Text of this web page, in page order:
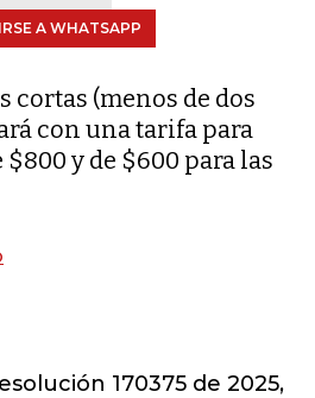
A WHATSAPP
cortas (menos de dos
con una tarifa para
y de $600 para las
170375 de 2025,